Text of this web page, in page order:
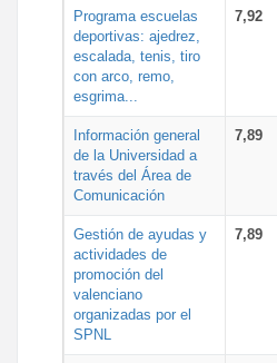
Programa escuelas
deportivas: ajedrez,
escalada, tenis, tiro
con arco, remo,
esgrima...
7,92
Información general
de la Universidad a
través del Área de
Comunicación
7,89
Gestión de ayudas y
actividades de
promoción del
valenciano
organizadas por el
SPNL
7,89